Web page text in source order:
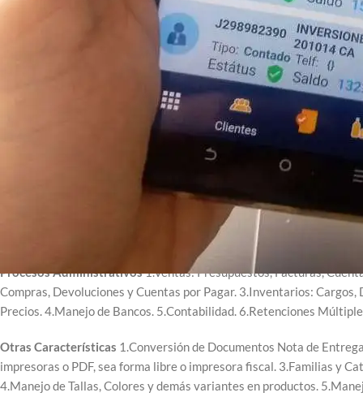
https://sistemas4s.com/hybridpos/
Este es un sistema adaptable a modelos de negocios para ventas
Permite manejo de varias monedas tanto en precios de venta
manejo de diversas formas de pago ya sea en Bs. Y en divisas y
Procesos Administrativos1.Ventas: Presupuestos, Facturas,
Compras, Devoluciones y Cuentas por Pagar. 3.Inventarios:
Precios. 4.Manejo de Bancos. 5.Contabilidad. 6.Retenciones
Otras Características 1.Conversión de Documentos Nota de
impresoras o PDF, sea forma libre o impresora fiscal. 3.Familias y
4.Manejo de Tallas, Colores y demás variantes en productos.